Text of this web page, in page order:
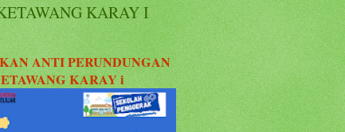
KARAY I
ANTI PERUNDUNGAN
KARAY i